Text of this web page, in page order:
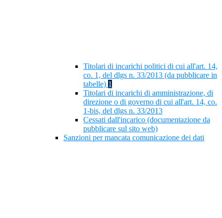
Titolari di incarichi politici di cui all'art. 14,
co. 1, del dlgs n. 33/2013 (da pubblicare in
tabelle) 1
Titolari di incarichi di amministrazione, di
direzione o di governo di cui all'art. 14, co.
1-bis, del dlgs n. 33/2013
Cessati dall'incarico (documentazione da
pubblicare sul sito web)
Sanzioni per mancata comunicazione dei dati